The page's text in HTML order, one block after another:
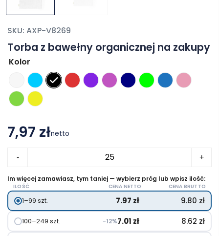
Torba z bawełny organicznej na zakupy
SKU: AXP-V8269
Kolor
7,97 złnetto
-
z
bawełny
organicznej
na
zakupy
+
Im więcej zamawiasz, tym taniej — wybierz próg lub wpisz ilość:
ILOŚĆ CENA NETTO CENA BRUTTO
1–99 szt. 7.97 zł 9.80 zł
100–249 szt. −12%7.01 zł 8.62 zł